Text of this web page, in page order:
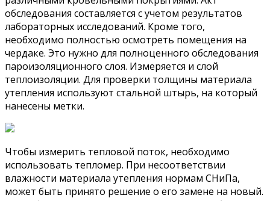
обследования составляется с учетом результатов
лабораторных исследований. Кроме того,
необходимо полностью осмотреть помещения на
чердаке. Это нужно для полноценного обследования
пароизоляционного слоя. Измеряется и слой
теплоизоляции. Для проверки толщины материала
утепления используют стальной штырь, на который
нанесены метки.
Чтобы измерить тепловой поток, необходимо
использовать тепломер. При несоответствии
влажности материала утепления нормам СНиПа,
может быть принято решение о его замене на новый.